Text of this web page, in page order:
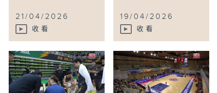
21/04/2026
收看
19/04/2026
收看